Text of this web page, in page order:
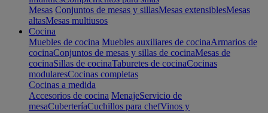
Mesas Conjuntos de mesas y sillasMesas extensiblesMesas
altasMesas multiusos
Cocina
Muebles de cocina Muebles auxiliares de cocinaArmarios de
cocinaConjuntos de mesas y sillas de cocinaMesas de
cocinaSillas de cocinaTaburetes de cocinaCocinas
modularesCocinas completas
Cocinas a medida
Accesorios de cocina MenajeServicio de
mesaCuberteríaCuchillos para chefVinos y